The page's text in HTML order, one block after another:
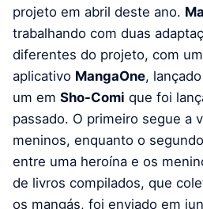
projeto em abril deste ano.
trabalhando com duas
diferentes do projeto, com
aplicativo MangaOne,
um em Sho-Comi que foi
passado. O primeiro segue a
meninos, enquanto o
entre uma heroína e os
de livros compilados, que
os mangás, foi enviado em